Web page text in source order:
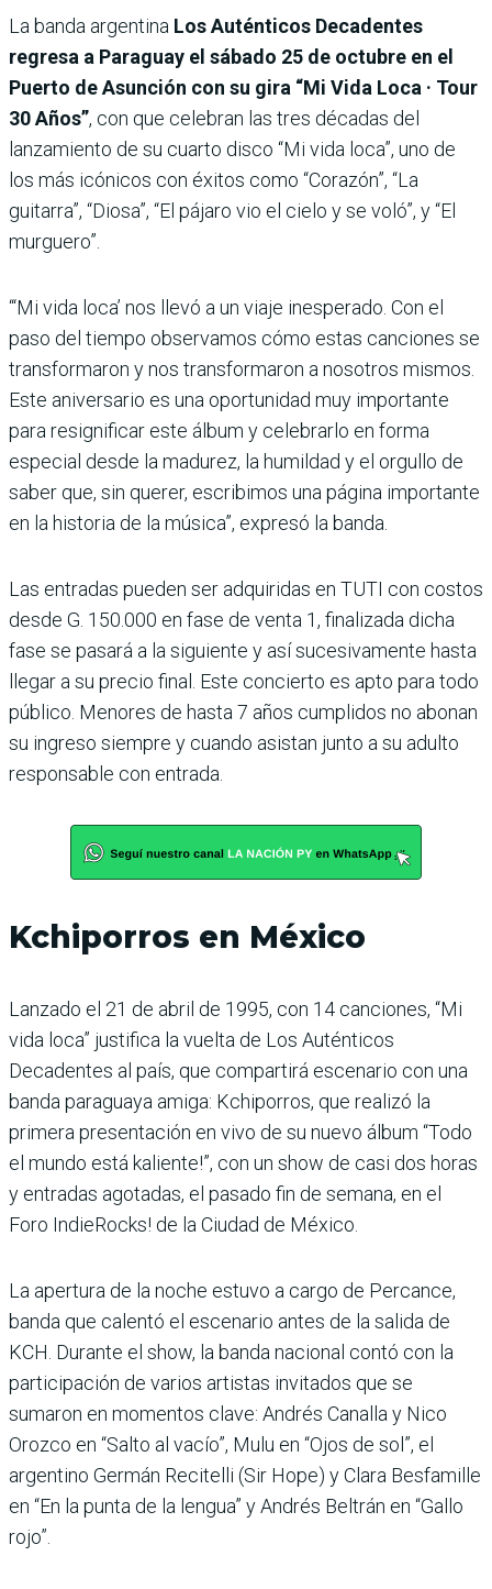
La banda argentina Los Auténticos Decadentes
regresa a Paraguay el sábado 25 de octubre en el
Puerto de Asunción con su gira “Mi Vida Loca · Tour
30 Años”, con que celebran las tres décadas del
lanzamiento de su cuarto disco “Mi vida loca”, uno de
los más icónicos con éxitos como “Corazón”, “La
guitarra”, “Diosa”, “El pájaro vio el cielo y se voló”, y “El
murguero”.
“‘Mi vida loca’ nos llevó a un viaje inesperado. Con el
paso del tiempo observamos cómo estas canciones se
transformaron y nos transformaron a nosotros mismos.
Este aniversario es una oportunidad muy importante
para resignificar este álbum y celebrarlo en forma
especial desde la madurez, la humildad y el orgullo de
saber que, sin querer, escribimos una página importante
en la historia de la música”, expresó la banda.
Las entradas pueden ser adquiridas en TUTI con costos
desde G. 150.000 en fase de venta 1, finalizada dicha
fase se pasará a la siguiente y así sucesivamente hasta
llegar a su precio final. Este concierto es apto para todo
público. Menores de hasta 7 años cumplidos no abonan
su ingreso siempre y cuando asistan junto a su adulto
responsable con entrada.
Kchiporros en México
Lanzado el 21 de abril de 1995, con 14 canciones, “Mi
vida loca” justifica la vuelta de Los Auténticos
Decadentes al país, que compartirá escenario con una
banda paraguaya amiga: Kchiporros, que realizó la
primera presentación en vivo de su nuevo álbum “Todo
el mundo está kaliente!”, con un show de casi dos horas
y entradas agotadas, el pasado fin de semana, en el
Foro IndieRocks! de la Ciudad de México.
La apertura de la noche estuvo a cargo de Percance,
banda que calentó el escenario antes de la salida de
KCH. Durante el show, la banda nacional contó con la
participación de varios artistas invitados que se
sumaron en momentos clave: Andrés Canalla y Nico
Orozco en “Salto al vacío”, Mulu en “Ojos de sol”, el
argentino Germán Recitelli (Sir Hope) y Clara Besfamille
en “En la punta de la lengua” y Andrés Beltrán en “Gallo
rojo”.